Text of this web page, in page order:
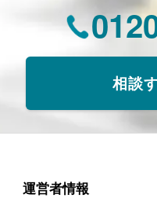
相談
運営者情報